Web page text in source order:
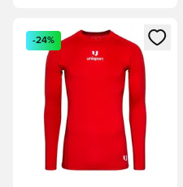
Öffnet ein Fenster zum
-24%